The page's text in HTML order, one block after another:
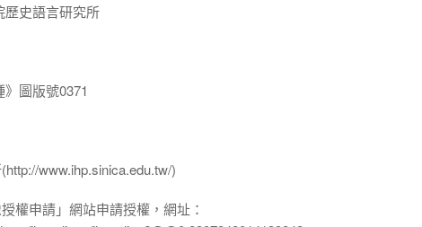
歷史語言研究所
圖版號0371
www.ihp.sinica.edu.tw/)
權申請」網站申請授權，網址：